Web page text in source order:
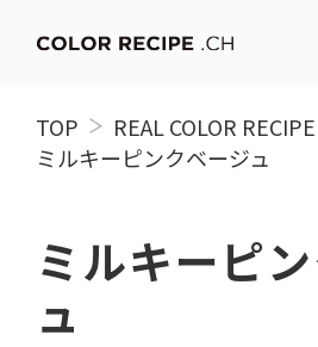
TOP
REAL COLOR RECIPE
ミルキーピンクベージュ
ミルキーピ
ュ